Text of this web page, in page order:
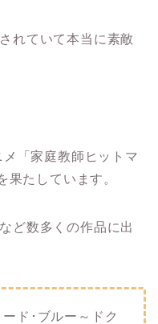
れていて本当に素敵
「家庭教師ヒットマ
果たしています。
ど数多くの作品に出
ード･ブルー ～ ドク